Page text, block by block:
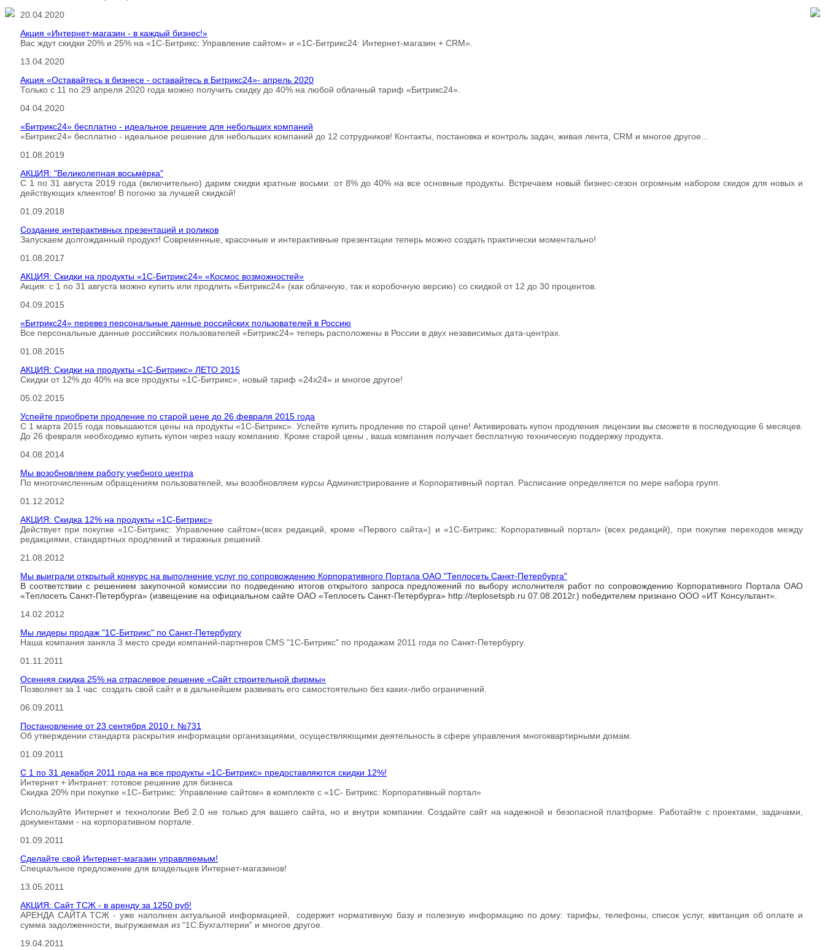
20.04.2020
Акция «Интернет-магазин - в каждый бизнес!»
Вас ждут скидки 20% и 25% на «1С-Битрикс: Управление сайтом» и «1С-Битрикс24: Интернет-магазин + CRM».
13.04.2020
Акция «Оставайтесь в бизнесе - оставайтесь в Битрикс24»- апрель 2020
Только с 11 по 29 апреля 2020 года можно получить скидку до 40% на любой облачный тариф «Битрикс24».
04.04.2020
«Битрикс24» бесплатно - идеальное решение для небольших компаний
«Битрикс24» бесплатно - идеальное решение для небольших компаний до 12 сотрудников! Контакты, постановка и контроль задач, живая лента, CRM и многое другое...
01.08.2019
АКЦИЯ: "Великолепная восьмёрка"
С 1 по 31 августа 2019 года (включительно) дарим скидки кратные восьми: от 8% до 40% на все основные продукты. Встречаем новый бизнес-сезон огромным набором скидок для новых и
действующих клиентов! В погоню за лучшей скидкой!
01.09.2018
Создание интерактивных презентаций и роликов
Запускаем долгожданный продукт! Современные, красочные и интерактивные презентации теперь можно создать практически моментально!
01.08.2017
АКЦИЯ: Скидки на продукты «1С-Битрикс24» «Космос возможностей»
Акция: с 1 по 31 августа можно купить или продлить «Битрикс24» (как облачную, так и коробочную версию) со скидкой от 12 до 30 процентов.
04.09.2015
«Битрикс24» перевез персональные данные российских пользователей в Россию
Все персональные данные российских пользователей «Битрикс24» теперь расположены в России в двух независимых дата-центрах.
01.08.2015
АКЦИЯ: Скидки на продукты «1С-Битрикс» ЛЕТО 2015
Скидки от 12% до 40% на все продукты «1С-Битрикс», новый тариф «24х24» и многое другое!
05.02.2015
Успейте приобрети продление по старой цене до 26 февраля 2015 года
С 1 марта 2015 года повышаются цены на продукты «1С-Битрикс». Успейте купить продление по старой цене! Активировать купон продления лицензии вы сможете в последующие 6 месяцев.
До 26 февраля необходимо купить купон через нашу компанию. Кроме старой цены , ваша компания получает бесплатную техническую поддержку продукта.
04.08.2014
Мы возобновляем работу учебного центра
По многочисленным обращениям пользователей, мы возобновляем курсы Администрирование и Корпоративный портал. Расписание определяется по мере набора групп.
01.12.2012
АКЦИЯ: Скидка 12% на продукты «1С-Битрикс»
Действует при покупке «1С-Битрикс: Управление сайтом»(всех редакций, кроме «Первого сайта») и «1С-Битрикс: Корпоративный портал» (всех редакций), при покупке переходов между
редакциями, стандартных продлений и тиражных решений.
21.08.2012
Мы выиграли открытый конкурс на выполнение услуг по сопровождению Корпоративного Портала ОАО "Теплосеть Санкт-Петербурга"
В соответствии с решением закупочной комиссии по подведению итогов открытого запроса предложений по выбору исполнителя работ по сопровождению Корпоративного Портала ОАО
«Теплосеть Санкт-Петербурга» (извещение на официальном сайте ОАО «Теплосеть Санкт-Петербурга» http://teplosetspb.ru 07.08.2012г.) победителем признано ООО «ИТ Консультант».
14.02.2012
Мы лидеры продаж "1С-Битрикс" по Санкт-Петербургу
Наша компания заняла 3 место среди компаний-партнеров CMS "1С-Битрикс" по продажам 2011 года по Санкт-Петербургу.
01.11.2011
Осенняя скидка 25% на отраслевое решение «Сайт строительной фирмы»
Позволяет за 1 час создать свой сайт и в дальнейшем развивать его самостоятельно без каких-либо ограничений.
06.09.2011
Постановление от 23 сентября 2010 г. №731
Об утверждении стандарта раскрытия информации организациями, осуществляющими деятельность в сфере управления многоквартирными домам.
01.09.2011
С 1 по 31 декабря 2011 года на все продукты «1С-Битрикс» предоставляются скидки 12%!
Интернет + Интранет: готовое решение для бизнеса
Скидка 20% при покупке «1С–Битрикс: Управление сайтом» в комплекте с «1С- Битрикс: Корпоративный портал»
Используйте Интернет и технологии Веб 2.0 не только для вашего сайта, но и внутри компании. Создайте сайт на надежной и безопасной платформе. Работайте с проектами, задачами,
документами - на корпоративном портале.
01.09.2011
Сделайте свой Интернет-магазин управляемым!
Специальное предложение для владельцев Интернет-магазинов!
13.05.2011
АКЦИЯ: Сайт ТСЖ - в аренду за 1250 руб!
АРЕНДА САЙТА ТСЖ - уже наполнен актуальной информацией, содержит нормативную базу и полезную информацию по дому: тарифы, телефоны, список услуг, квитанция об оплате и
сумма задолженности, выгружаемая из “1С:Бухгалтерии” и многое другое.
19.04.2011